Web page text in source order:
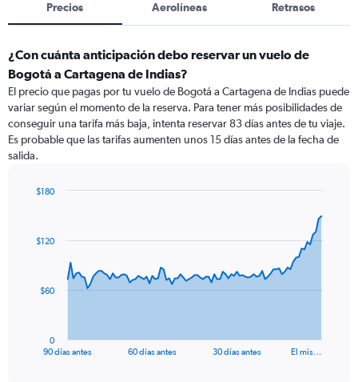
Precios Aerolíneas Retrasos
¿Con cuánta anticipación debo reservar un vuelo de
Bogotá a Cartagena de Indias?
El precio que pagas por tu vuelo de Bogotá a Cartagena de Indias puede
variar según el momento de la reserva. Para tener más posibilidades de
conseguir una tarifa más baja, intenta reservar 83 días antes de tu viaje.
Es probable que las tarifas aumenten unos 15 días antes de la fecha de
salida.
data
The
90 días antes 60 días antes 30 días antes El mis…
0
$60
$120
$180